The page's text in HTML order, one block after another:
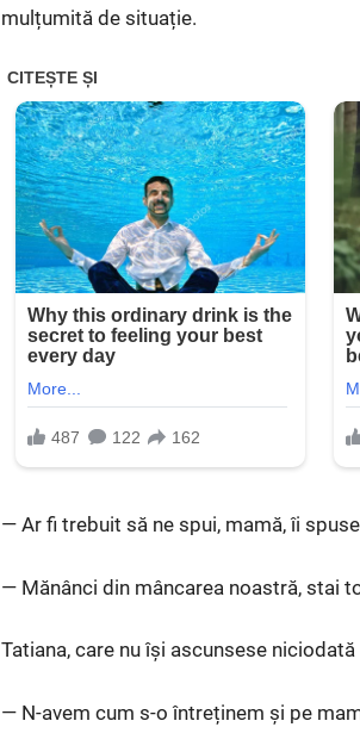
mulțumită de situație.
— Ar fi trebuit să ne spui, mamă, îi
— Mănânci din mâncarea noastră, stai
Tatiana, care nu își ascunsese
— N-avem cum s-o întreținem și pe